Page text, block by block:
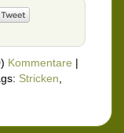
Kommentare |
Stricken,